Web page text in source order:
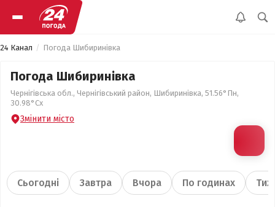
24 Канал Погода Шибиринівка
Погода Шибиринівка
Чернігівська обл., Чернігівський район, Шибиринівка, 51.56°Пн,
30.98°Сх
Змінити місто
Сьогодні Завтра Вчора По годинах